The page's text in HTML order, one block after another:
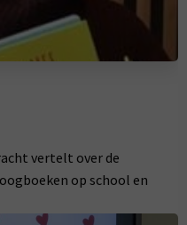
vertelt over de
op school en